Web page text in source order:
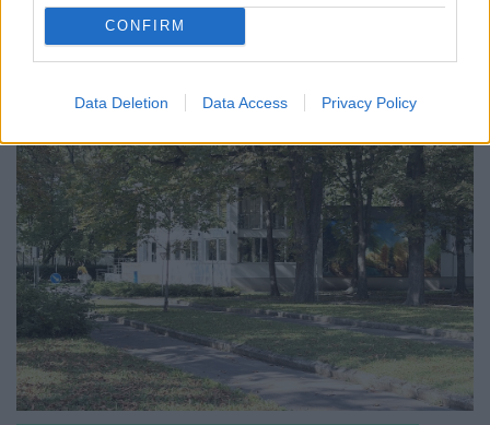
CONFIRM
Data Deletion Data Access Privacy Policy